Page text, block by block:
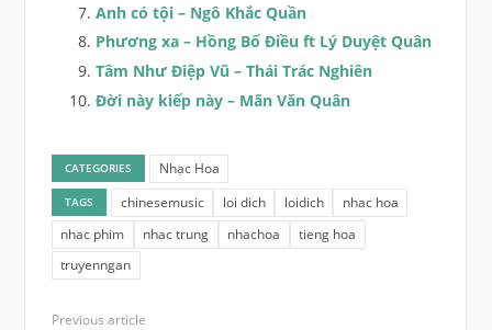
Anh có tội – Ngô Khắc Quần
Phương xa – Hồng Bố Điều ft Lý Duyệt Quân
Tâm Như Điệp Vũ – Thái Trác Nghiên
Đời này kiếp này – Mãn Văn Quân
CATEGORIES Nhạc Hoa
TAGS chinesemusic loi dich loidich
nhac hoa
nhac phim
nhac trung nhachoa
tieng hoa
truyenngan
Previous article